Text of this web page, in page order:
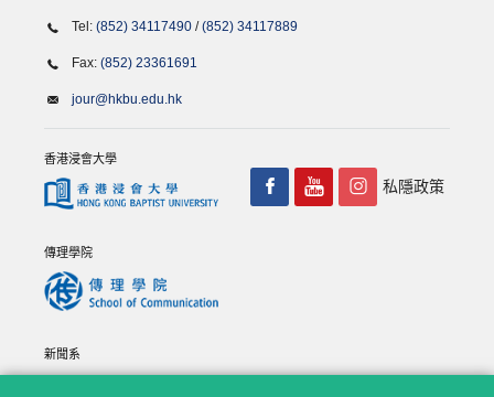
Tel: (852) 34117490 /(852) 34117889
Fax: (852) 23361691
jour@hkbu.edu.hk
香港浸會大學
傳理學院
新聞系
私隱政策